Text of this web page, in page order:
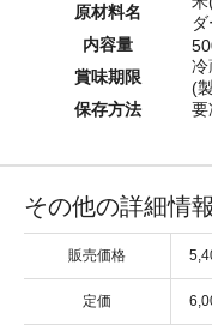
原材料名
内容量
賞味期限
冷
(
保存方法
その他の詳細情報
販売価格
定価